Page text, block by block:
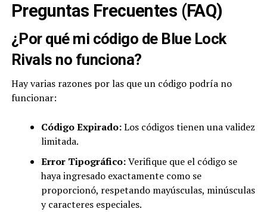
Preguntas Frecuentes (FAQ)
¿Por qué mi código de Blue Lock
Rivals no funciona?
Hay varias razones por las que un código podría no
funcionar:
Código Expirado:Los códigos tienen una validez
limitada.
Error Tipográfico:Verifique que el código se
haya ingresado exactamente como se
proporcionó, respetando mayúsculas, minúsculas
y caracteres especiales.